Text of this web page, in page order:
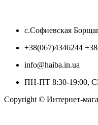
с.Софиевская
+38(067)4346244
info@haiba.in.ua
ПН-ПТ 8:30-19:00,
Copyright © Интернет-